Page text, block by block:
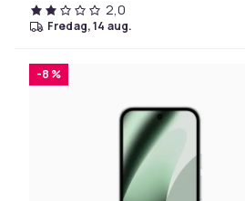
2,0
fredag, 14 aug.
-8 %